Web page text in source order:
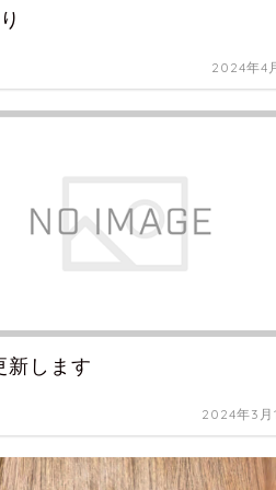
2024年4
新します
2024年3月